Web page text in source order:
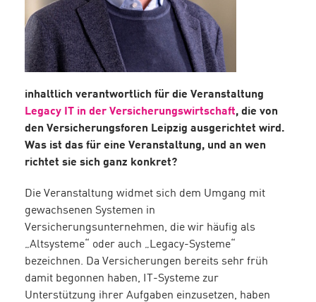
inhaltlich verantwortlich für die Veranstaltung
Legacy IT in der Versicherungswirtschaft, die von
den Versicherungsforen Leipzig ausgerichtet wird.
Was ist das für eine Veranstaltung, und an wen
richtet sie sich ganz konkret?
Die Veranstaltung widmet sich dem Umgang mit
gewachsenen Systemen in
Versicherungsunternehmen, die wir häufig als
„Altsysteme“ oder auch „Legacy-Systeme“
bezeichnen. Da Versicherungen bereits sehr früh
damit begonnen haben, IT-Systeme zur
Unterstützung ihrer Aufgaben einzusetzen, haben